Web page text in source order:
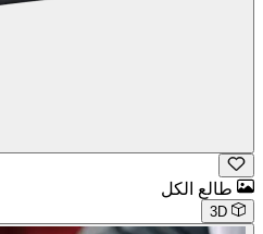
طالع الكل
3D